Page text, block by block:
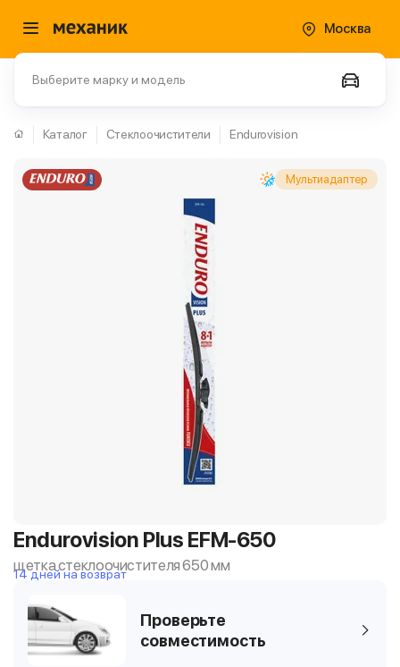
Москва
Выберите марку и модель
Каталог Стеклоочистители Endurovision
Мультиадаптер
Endurovision Plus EFM-650
щетка стеклоочистителя 650 мм
14 дней на возврат
Проверьте
совместимость